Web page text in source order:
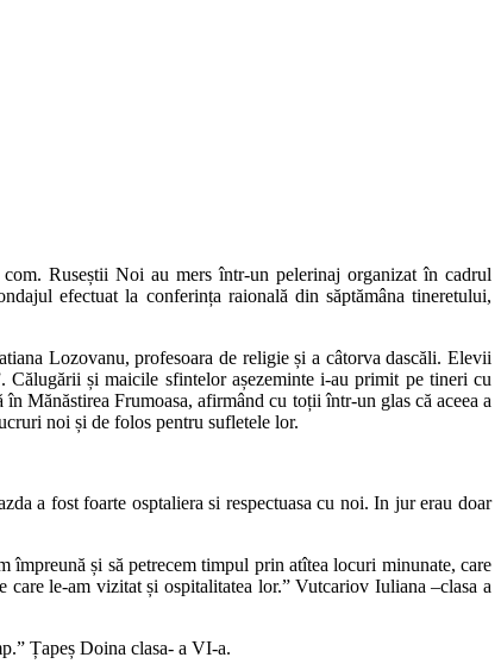
Ruseștii Noi au mers într-un pelerinaj organizat în cadrul
efectuat la conferința raională din săptămâna tineretului,
Lozovanu, profesoara de religie și a câtorva dascăli. Elevii
și maicile sfintelor așezeminte i-au primit pe tineri cu
Mănăstirea Frumoasa, afirmând cu toții într-un glas că aceea a
noi și de folos pentru sufletele lor.
a fost foarte osptaliera si respectuasa cu noi. In jur erau doar
împreună și să petrecem timpul prin atîtea locuri minunate, care
le-am vizitat și ospitalitatea lor.” Vutcariov Iuliana –clasa a
Țapeș Doina clasa- a VI-a.